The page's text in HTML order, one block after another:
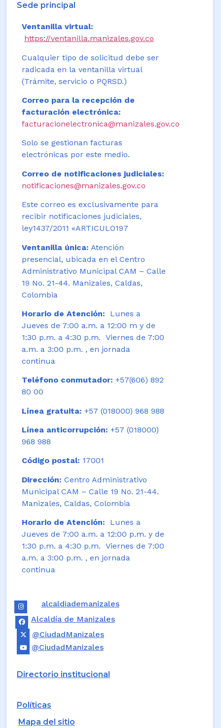
Sede principal
Ventanilla virtual:
https://ventanilla.manizales.gov.co
Cualquier tipo de solicitud debe ser
radicada en la ventanilla virtual
(Trámite, servicio o PQRSD.)
Correo para la recepción de
facturación electrónica:
facturacionelectronica@manizales.gov.co
Solo se gestionan facturas
electrónicas por este medio.
Correo de notificaciones judiciales:
notificaciones@manizales.gov.co
Este correo es exclusivamente para
recibir notificaciones judiciales,
ley1437/2011 «ARTICULO197
Ventanilla única: Atención
presencial, ubicada en el Centro
Administrativo Municipal CAM – Calle
19 No. 21-44. Manizales, Caldas,
Colombia
Horario de Atención:
Lunes a
Jueves de 7:00 a.m. a 12:00 m y de
1:30 p.m. a 4:30 p.m. Viernes de 7:00
a.m. a 3:00 p.m. , en jornada
continua
Teléfono conmutador: +57(606) 892
80 00
Línea gratuita: +57 (018000) 968 988
Línea anticorrupción: +57 (018000)
968 988
Código postal: 17001
Dirección: Centro Administrativo
Municipal CAM – Calle 19 No. 21-44.
Manizales, Caldas, Colombia
Horario de Atención: Lunes a
Jueves de 7:00 a.m. a 12:00 p.m. y de
1:30 p.m. a 4:30 p.m. Viernes de 7:00
a.m. a 3:00 p.m. , en jornada
continua
alcaldiademanizales
Alcaldía de Manizales
@CiudadManizales
@CiudadManizales
Directorio institucional
Políticas
Mapa del sitio